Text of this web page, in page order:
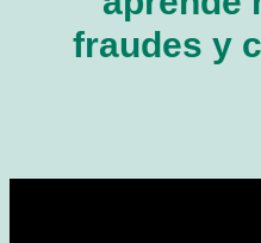
fraudes y